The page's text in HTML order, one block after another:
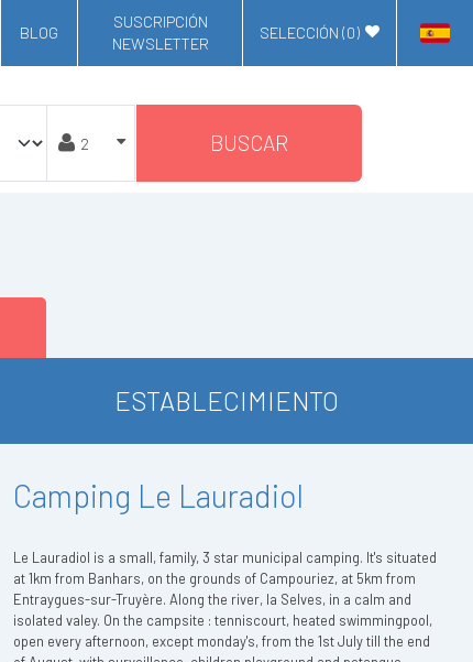
BLOG
SUSCRIPCIÓN
NEWSLETTER
SELECCIÓN (0)
BUSCAR
ESTABLECIMIENTO
Camping Le Lauradiol
Le Lauradiol is a small, family, 3 star municipal camping. It's situated
at 1km from Banhars, on the grounds of Campouriez, at 5km from
Entraygues-sur-Truyère. Along the river, la Selves, in a calm and
isolated valey. On the campsite : tenniscourt, heated swimmingpool,
open every afternoon, except monday's, from the 1st July till the end